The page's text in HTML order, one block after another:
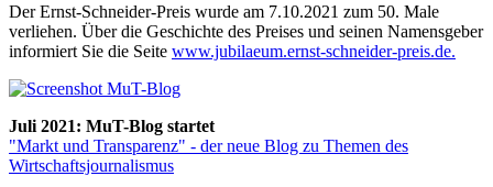
Der Ernst-Schneider-Preis wurde am 7.10.2021 zum 50. Male
verliehen. Über die Geschichte des Preises und seinen Namensgeber
informiert Sie die Seite www.jubilaeum.ernst-schneider-preis.de.
Juli 2021: MuT-Blog startet
"Markt und Transparenz" - der neue Blog zu Themen des
Wirtschaftsjournalismus